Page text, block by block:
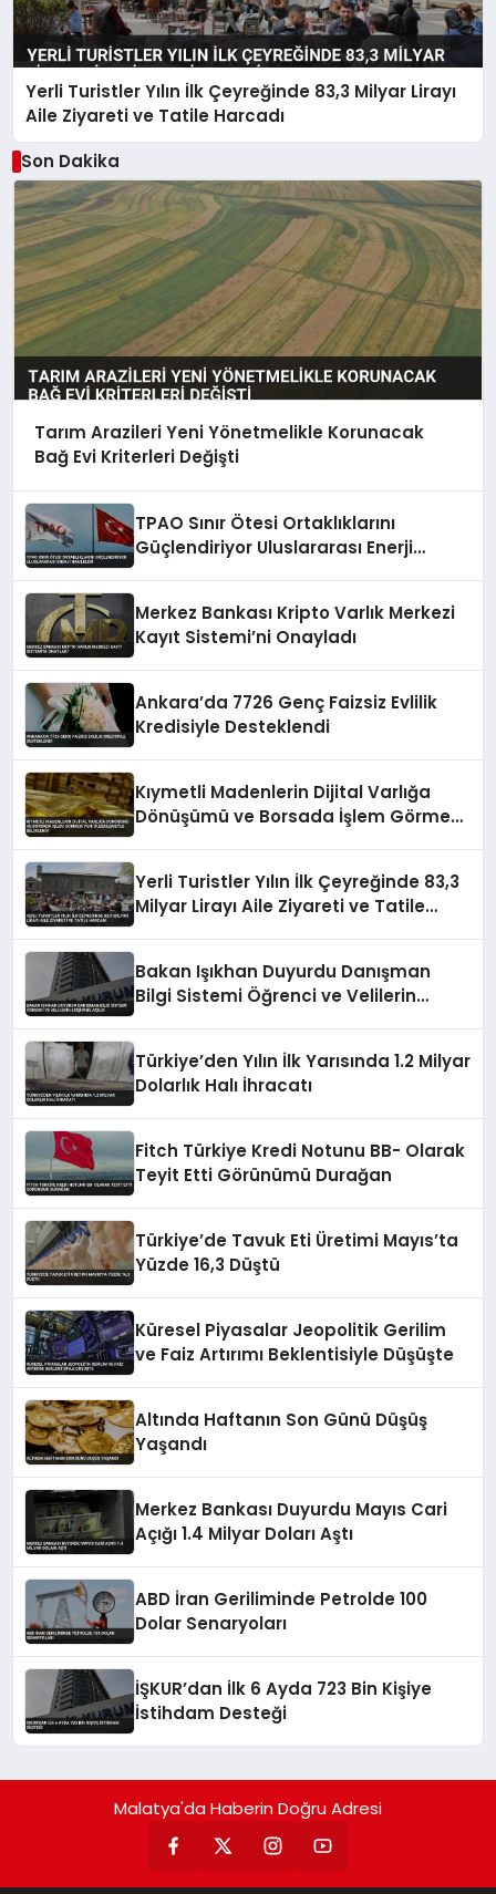
Yerli Turistler Yılın İlk Çeyreğinde 83,3 Milyar Lirayı
Aile Ziyareti ve Tatile Harcadı
Son Dakika
Tarım Arazileri Yeni Yönetmelikle Korunacak
Bağ Evi Kriterleri Değişti
TPAO Sınır Ötesi Ortaklıklarını
Güçlendiriyor Uluslararası Enerji
Merkez Bankası Kripto Varlık Merkezi
Kayıt Sistemi’ni Onayladı
Ankara’da 7726 Genç Faizsiz Evlilik
Kredisiyle Desteklendi
Kıymetli Madenlerin Dijital Varlığa
Dönüşümü ve Borsada İşlem Görmesi
Yerli Turistler Yılın İlk Çeyreğinde 83,3
Milyar Lirayı Aile Ziyareti ve Tatile
Bakan Işıkhan Duyurdu Danışman
Bilgi Sistemi Öğrenci ve Velilerin
Türkiye’den Yılın İlk Yarısında 1.2 Milyar
Dolarlık Halı İhracatı
Fitch Türkiye Kredi Notunu BB- Olarak
Teyit Etti Görünümü Durağan
Türkiye’de Tavuk Eti Üretimi Mayıs’ta
Yüzde 16,3 Düştü
Küresel Piyasalar Jeopolitik Gerilim
ve Faiz Artırımı Beklentisiyle Düşüşte
Altında Haftanın Son Günü Düşüş
Yaşandı
Merkez Bankası Duyurdu Mayıs Cari
Açığı 1.4 Milyar Doları Aştı
ABD İran Geriliminde Petrolde 100
Dolar Senaryoları
İŞKUR’dan İlk 6 Ayda 723 Bin Kişiye
İstihdam Desteği
Malatya'da Haberin Doğru Adresi